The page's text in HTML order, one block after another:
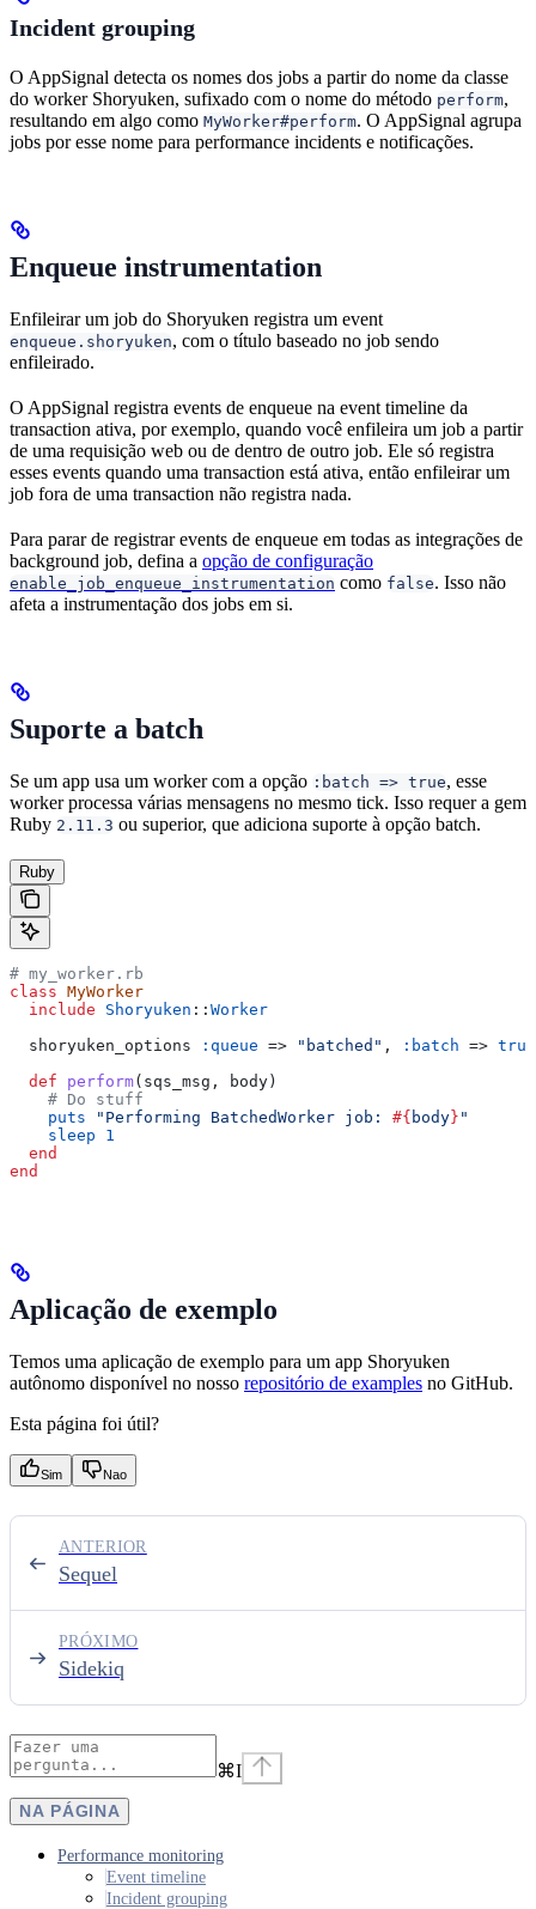
Incident grouping
O AppSignal detecta os nomes dos jobs a partir do nome da classe
do worker Shoryuken, sufixado com o nome do método perform,
resultando em algo como MyWorker#perform. O AppSignal agrupa
jobs por esse nome para performance incidents e notificações.
Enqueue instrumentation
Enfileirar um job do Shoryuken registra um event
enqueue.shoryuken, com o título baseado no job sendo
enfileirado.
O AppSignal registra events de enqueue na event timeline da
transaction ativa, por exemplo, quando você enfileira um job a partir
de uma requisição web ou de dentro de outro job. Ele só registra
esses events quando uma transaction está ativa, então enfileirar um
job fora de uma transaction não registra nada.
Para parar de registrar events de enqueue em todas as integrações de
background job, defina a opção de configuração
enable_job_enqueue_instrumentation como false. Isso não
afeta a instrumentação dos jobs em si.
Suporte a batch
Se um app usa um worker com a opção :batch => true, esse
worker processa várias mensagens no mesmo tick. Isso requer a gem
Ruby 2.11.3 ou superior, que adiciona suporte à opção batch.
Ruby
# my_worker.rb
class MyWorker
  include
Shoryuken :: Worker
  shoryuken_options
:queue => "batched" , :batch => true
  def
perform( sqs_msg , body )
    # Do stuff
    puts
"Performing BatchedWorker job: #{ body } "
    sleep
1
  end
end
Aplicação de exemplo
Temos uma aplicação de exemplo para um app Shoryuken
autônomo disponível no nosso repositório de examples no GitHub.
Esta página foi útil?
Sim Nao
Sequel
ANTERIOR
Sidekiq
PRÓXIMO
⌘I
NA PÁGINA
Performance monitoring
Event timeline
Incident grouping